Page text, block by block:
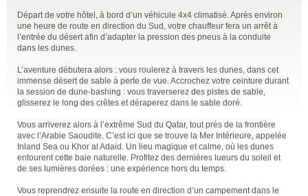
Départ de votre hôtel, à bord d’un véhicule 4x4 climatisé. Après environ
une heure de route en direction du Sud, votre chauffeur fera un arrêt à
l’entrée du désert afin d’adapter la pression des pneus à la conduite
dans les dunes.
L’aventure débutera alors : vous roulerez à travers les dunes, dans cet
immense désert de sable à perte de vue. Accrochez votre ceinture durant
la session de dune-bashing : vous traverserez des pistes de sable,
glisserez le long des crêtes et déraperez dans le sable doré.
Vous arriverez alors à l’extrême Sud du Qatar, tout près de la frontière
avec l’Arabie Saoudite. C’est ici que se trouve la Mer Intérieure, appelée
Inland Sea ou Khor al Adaid. Un lieu magique et calme, où les dunes
entourent cette baie naturelle. Profitez des dernières lueurs du soleil et
de ses lumières dorées : une expérience hors du temps.
Vous reprendrez ensuite la route en direction d’un campement dans le